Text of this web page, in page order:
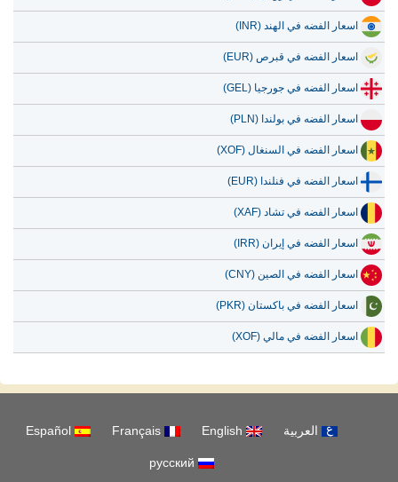
اسعار الفضه في قبرص (EUR)
اسعار الفضه في جورجيا (GEL)
اسعار الفضه في بولندا (PLN)
اسعار الفضه في السنغال (XOF)
اسعار الفضه في فنلندا (EUR)
اسعار الفضه في تشاد (XAF)
اسعار الفضه في إيران (IRR)
اسعار الفضه في الصين (CNY)
اسعار الفضه في باكستان (PKR)
اسعار الفضه في مالي (XOF)
العربية English
Français
Español
اخلاء المسئولية سياسة الخصوصية